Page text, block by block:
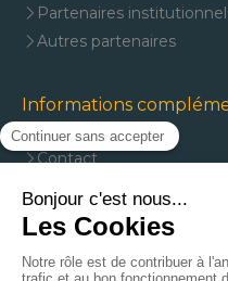
Partenaires
Autres partenaires
Informations
Contact
Plan du site